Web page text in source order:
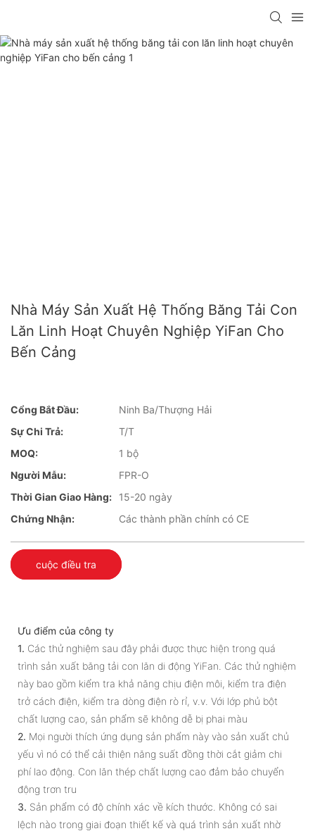
Nhà Máy Sản Xuất Hệ Thống Băng Tải Con
Lăn Linh Hoạt Chuyên Nghiệp YiFan Cho
Bến Cảng
Cổng Bắt Đầu:
Ninh Ba/Thượng Hải
Sự Chi Trả:
T/T
MOQ:
1 bộ
Người Mẫu:
FPR-O
Thời Gian Giao Hàng:
15-20 ngày
Chứng Nhận:
Các thành phần chính có CE
cuộc điều tra
Ưu điểm của công ty
1. Các thử nghiệm sau đây phải được thực hiện trong quá
trình sản xuất băng tải con lăn di động YiFan. Các thử nghiệm
này bao gồm kiểm tra khả năng chịu điện môi, kiểm tra điện
trở cách điện, kiểm tra dòng điện rò rỉ, v.v. Với lớp phủ bột
chất lượng cao, sản phẩm sẽ không dễ bị phai màu
2. Mọi người thích ứng dụng sản phẩm này vào sản xuất chủ
yếu vì nó có thể cải thiện năng suất đồng thời cắt giảm chi
phí lao động. Con lăn thép chất lượng cao đảm bảo chuyển
động trơn tru
3. Sản phẩm có độ chính xác về kích thước. Không có sai
lệch nào trong giai đoạn thiết kế và quá trình sản xuất nhờ